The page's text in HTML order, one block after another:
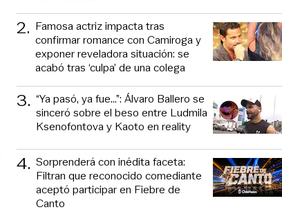
2. Famosa actriz impacta tras
confirmar romance con Camiroga y
exponer reveladora situación: se
acabó tras ‘culpa’ de una colega
3. “Ya pasó, ya fue...”: Álvaro Ballero se
sinceró sobre el beso entre Ludmila
Ksenofontova y Kaoto en reality
4. Sorprenderá con inédita faceta:
Filtran que reconocido comediante
aceptó participar en Fiebre de
Canto